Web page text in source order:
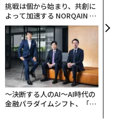
挑戦は個から始まり、共創に
よって加速する NORQAIN JA
PAN 特別座談会
〜決断する人のAI〜AI時代の
金融パラダイムシフト、「超